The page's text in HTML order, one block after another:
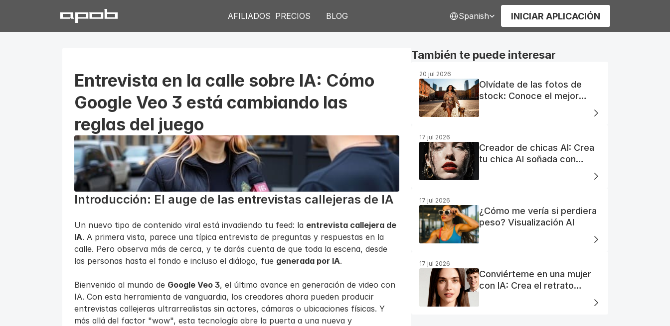
AFILIADOS PRECIOS BLOG Spanish INICIAR APLICACIÓN
Entrevista en la calle sobre IA: Cómo
Google Veo 3 está cambiando las
reglas del juego
Introducción: El auge de las entrevistas callejeras de IA
Un nuevo tipo de contenido viral está invadiendo tu feed: la entrevista callejera de
IA. A primera vista, parece una típica entrevista de preguntas y respuestas en la
calle. Pero observa más de cerca, y te darás cuenta de que toda la escena, desde
las personas hasta el fondo e incluso el diálogo, fue generada por IA.
Bienvenido al mundo de Google Veo 3, el último avance en generación de video con
IA. Con esta herramienta de vanguardia, los creadores ahora pueden producir
entrevistas callejeras ultrarrealistas sin actores, cámaras o ubicaciones físicas. Y
más allá del factor "wow", esta tecnología abre la puerta a una nueva y
También te puede interesar
20 jul 2026
Olvídate de las fotos de
stock: Conoce el mejor
generador de fotos AI
gratuito
17 jul 2026
Creador de chicas AI: Crea
tu chica AI soñada con
17 jul 2026
¿Cómo me vería si perdiera
peso? Visualización AI
17 jul 2026
Conviérteme en una mujer
con IA: Crea el retrato